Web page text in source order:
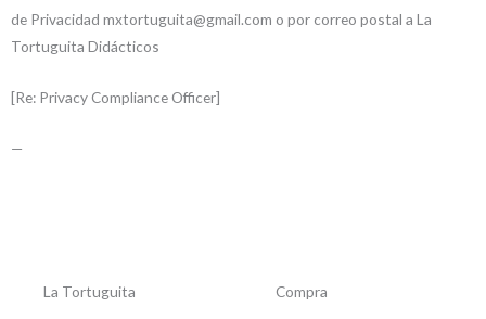
de Privacidad mxtortuguita@gmail.com o por correo postal a La
Tortuguita Didácticos
[Re: Privacy Compliance Officer]
—
La Tortuguita Compra